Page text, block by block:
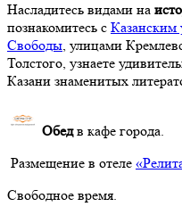
Насладитесь видами на
познакомитесь с Казанским
Свободы, улицами
Толстого, узнаете
Казани знаменитых
Обедв кафе города.
Размещение в отеле
Свободное время.